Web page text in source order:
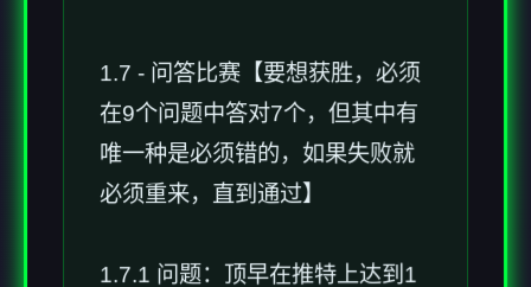
1.7 - 问答比赛【要想获胜，必须
在9个问题中答对7个，但其中有
唯一种是必须错的，如果失败就
必须重来，直到通过】
1.7.1 问题：顶早在推特上达到1